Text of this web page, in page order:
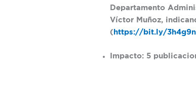
Departamento
Víctor Muñoz,
( https://bit.ly/
Impacto: 5